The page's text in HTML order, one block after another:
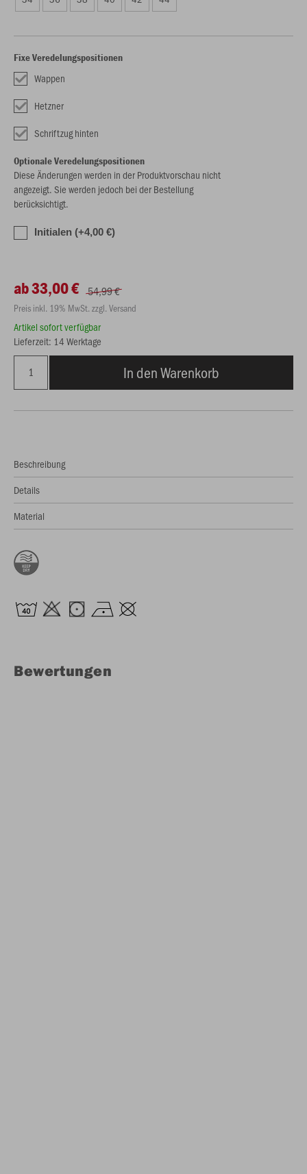
Fixe Veredelungspositionen
Wappen
Hetzner
Schriftzug hinten
Optionale Veredelungspositionen
Diese Änderungen werden in der Produktvorschau nicht
angezeigt. Sie werden jedoch bei der Bestellung
berücksichtigt.
Initialen (+4,00 €)
ab 33,00 € 54,99 €
Preis inkl. 19% MwSt. zzgl. Versand
Artikel sofort verfügbar
Lieferzeit: 14 Werktage
In den Warenkorb
Beschreibung
Details
Material
Bewertungen